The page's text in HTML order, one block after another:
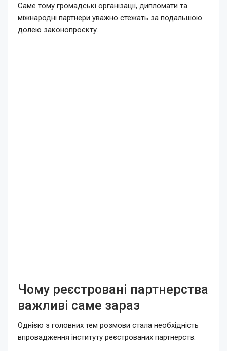
Саме тому громадські організації, дипломати та
міжнародні партнери уважно стежать за подальшою
долею законопроєкту.
Чому реєстровані партнерства
важливі саме зараз
Однією з головних тем розмови стала необхідність
впровадження інституту реєстрованих партнерств.